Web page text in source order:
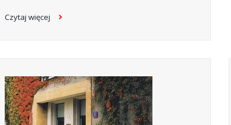
Czytaj więcej